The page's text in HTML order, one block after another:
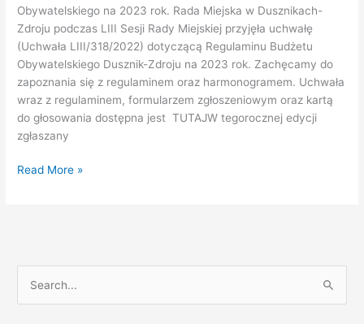
Obywatelskiego na 2023 rok. Rada Miejska w Dusznikach-
Zdroju podczas LIII Sesji Rady Miejskiej przyjęła uchwałę
(Uchwała LIII/318/2022) dotyczącą Regulaminu Budżetu
Obywatelskiego Dusznik-Zdroju na 2023 rok. Zachęcamy do
zapoznania się z regulaminem oraz harmonogramem. Uchwała
wraz z regulaminem, formularzem zgłoszeniowym oraz kartą
do głosowania dostępna jest TUTAJW tegorocznej edycji
zgłaszany
Read More »